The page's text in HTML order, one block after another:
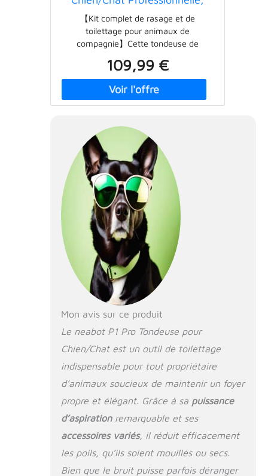
Aspirateur de Poils pour
Animaux, Kit de Toilettage
pour Animaux, 5 Outils de
Toilettage Éprouvés (Noir)
【Kit complet de rasage et de
toilettage pour animaux de
compagnie】Cette tondeuse de
éprouvés : la brosse de toilettage et la
brosse de toilettage favorisent une
peau et un pelage doux, lisses et plus
sains pour votre animal de compagnie.
d'excellentes performances de coupe.
Le suceur plat et la brosse de
nettoyage peuvent être utilisés pour
recueillir les poils d'animaux sur le
tapis, le canapé et le sol. Aspirateur
pour poils d'animaux : les outils de
toilettage traditionnels apportent
beaucoup de chaos et de poils dans
votre maison. Mais notre kit d'entretien
P1 Pro avec fonction d'aspiration aspire
99 % des poils d'animaux lors de la
coupe et du brossage des poils dans un
récipient sous vide, ce qui peut garder
votre maison propre, et il n'y a plus de
poils emmêlés et plus de poils dans
toute la maison. 【Très silencieuse】
Tondeuse pour animaux de compagnie
pour chiens à faible bruit, pour que
l'animal se sente à l'aise, plus peur de
couper les cheveux. Nous vous
recommandons de prendre soin de
votre animal de compagnie avec notre
brosse avant de couper les poils
d'animaux. Traitez votre animal de
compagnie avec de petites collations
nerveux à cause des bruits de succion.
Tondeuse à cheveux électrique avec 4
109,99 €
Mon avis sur ce produit
Le neabot P1 Pro Tondeuse pour
Chien/Chat est un outil de toilettage
indispensable pour tout propriétaire
d’animaux soucieux de maintenir un foyer
propre et élégant. Grâce à sa puissance
d’aspirationremarquable et ses
accessoires variés, il réduit efficacement
les poils, qu’ils soient mouillés ou secs.
Bien que le bruit puisse parfois déranger